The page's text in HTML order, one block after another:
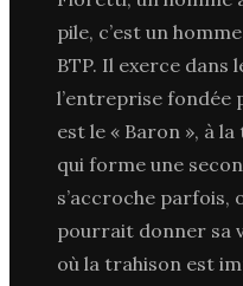
pile, c’est un
BTP. Il exerce dans
l’entreprise fondée
est le « Baron », à
qui forme une
s’accroche parfois,
pourrait donner sa
où la trahison est